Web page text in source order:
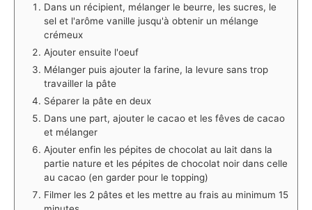
Dans un récipient, mélanger le beurre, les sucres, le
sel et l'arôme vanille jusqu'à obtenir un mélange
crémeux
Ajouter ensuite l'oeuf
Mélanger puis ajouter la farine, la levure sans trop
travailler la pâte
Séparer la pâte en deux
Dans une part, ajouter le cacao et les fêves de cacao
et mélanger
Ajouter enfin les pépites de chocolat au lait dans la
partie nature et les pépites de chocolat noir dans celle
au cacao (en garder pour le topping)
Filmer les 2 pâtes et les mettre au frais au minimum 15